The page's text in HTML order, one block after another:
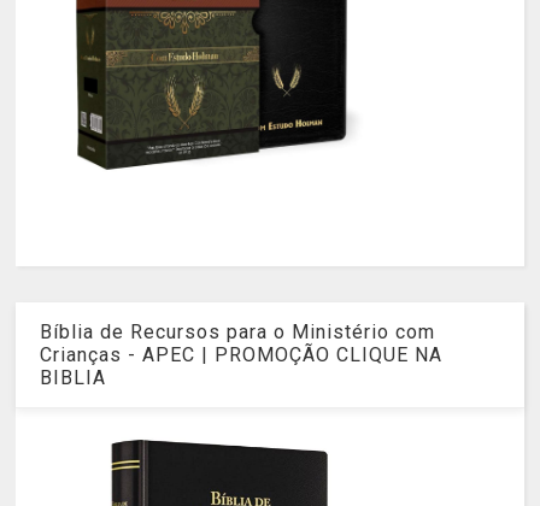
Bíblia de Recursos para o Ministério com
Crianças - APEC | PROMOÇÃO CLIQUE NA
BIBLIA